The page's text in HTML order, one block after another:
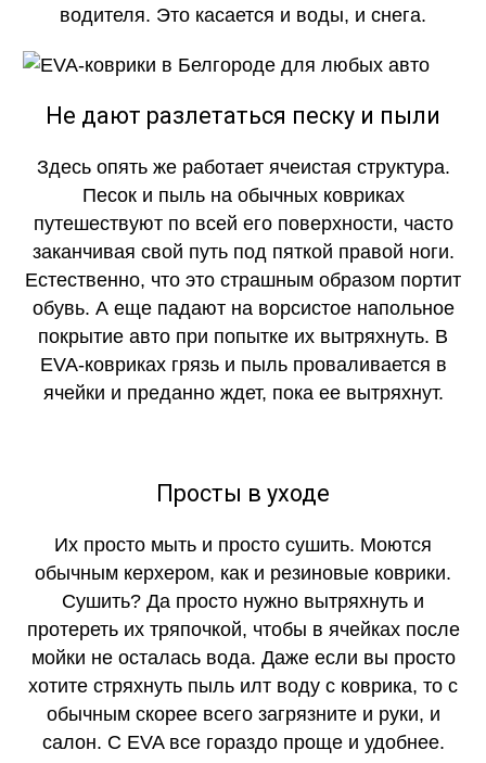
водителя. Это касается и воды, и снега.
Не дают разлетаться песку и пыли
Здесь опять же работает ячеистая структура.
Песок и пыль на обычных ковриках
путешествуют по всей его поверхности, часто
заканчивая свой путь под пяткой правой ноги.
Естественно, что это страшным образом портит
обувь. А еще падают на ворсистое напольное
покрытие авто при попытке их вытряхнуть. В
EVA-ковриках грязь и пыль проваливается в
ячейки и преданно ждет, пока ее вытряхнут.
Просты в уходе
Их просто мыть и просто сушить. Моются
обычным керхером, как и резиновые коврики.
Сушить? Да просто нужно вытряхнуть и
протереть их тряпочкой, чтобы в ячейках после
мойки не осталась вода. Даже если вы просто
хотите стряхнуть пыль илт воду с коврика, то с
обычным скорее всего загрязните и руки, и
салон. С EVA все гораздо проще и удобнее.